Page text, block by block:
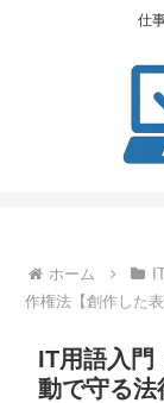
仕
ホーム
作権法【創作した
IT用語入門
動で守る法